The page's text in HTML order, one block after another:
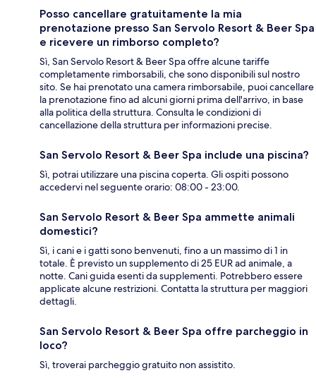
Posso cancellare gratuitamente la mia
prenotazione presso San Servolo Resort & Beer Spa
e ricevere un rimborso completo?
Sì, San Servolo Resort & Beer Spa offre alcune tariffe
completamente rimborsabili, che sono disponibili sul nostro
sito. Se hai prenotato una camera rimborsabile, puoi cancellare
la prenotazione fino ad alcuni giorni prima dell'arrivo, in base
alla politica della struttura. Consulta le condizioni di
cancellazione della struttura per informazioni precise.
San Servolo Resort & Beer Spa include una piscina?
Sì, potrai utilizzare una piscina coperta. Gli ospiti possono
accedervi nel seguente orario: 08:00 - 23:00.
San Servolo Resort & Beer Spa ammette animali
domestici?
Sì, i cani e i gatti sono benvenuti, fino a un massimo di 1 in
totale. È previsto un supplemento di 25 EUR ad animale, a
notte. Cani guida esenti da supplementi. Potrebbero essere
applicate alcune restrizioni. Contatta la struttura per maggiori
dettagli.
San Servolo Resort & Beer Spa offre parcheggio in
loco?
Sì, troverai parcheggio gratuito non assistito.